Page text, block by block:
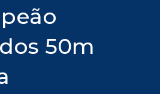
50m